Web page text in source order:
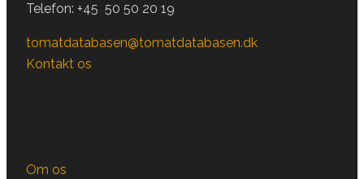
Telefon: +45 50 50 20 19
tomatdatabasen@tomatdatabasen.dk
Kontakt os
Om os